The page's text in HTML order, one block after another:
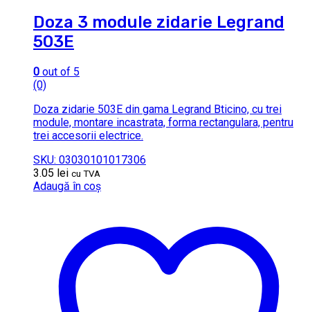
Doza 3 module zidarie Legrand
503E
0 out of 5
(0)
Doza zidarie 503E din gama Legrand Bticino, cu trei
module, montare incastrata, forma rectangulara, pentru
trei accesorii electrice.
SKU: 03030101017306
3.05 lei cu TVA
Adaugă în coș